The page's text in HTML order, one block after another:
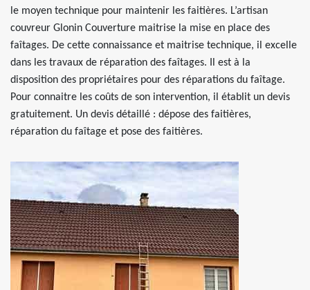
le moyen technique pour maintenir les faitières. L’artisan
couvreur Glonin Couverture maitrise la mise en place des
faîtages. De cette connaissance et maitrise technique, il excelle
dans les travaux de réparation des faîtages. Il est à la
disposition des propriétaires pour des réparations du faîtage.
Pour connaitre les coûts de son intervention, il établit un devis
gratuitement. Un devis détaillé : dépose des faitières,
réparation du faîtage et pose des faitières.